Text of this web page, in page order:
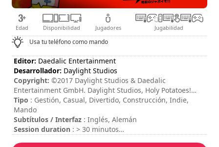
Edad Disponibilidad Jugadores Jugabilidad
Usa tu teléfono como mando
Editor: Daedalic Entertainment
Desarrollador: Daylight Studios
Copyright: ©2017 Daylight Studios & Daedalic
Entertainment GmbH. Daylight Studios, Holy Potatoes!
What the Hell?! and their respective logos are trademarks
of Daylight Studios Pte Ltd. Daedalic and the Daedalic
logo are trademarks of Daedalic Entertainment GmbH.
Tipo : Gestión, Casual, Divertido, Construcción, Indie,
Mando
Subtítulos / Interfaz : Inglés, Alemán
Session duration : > 30 minutos